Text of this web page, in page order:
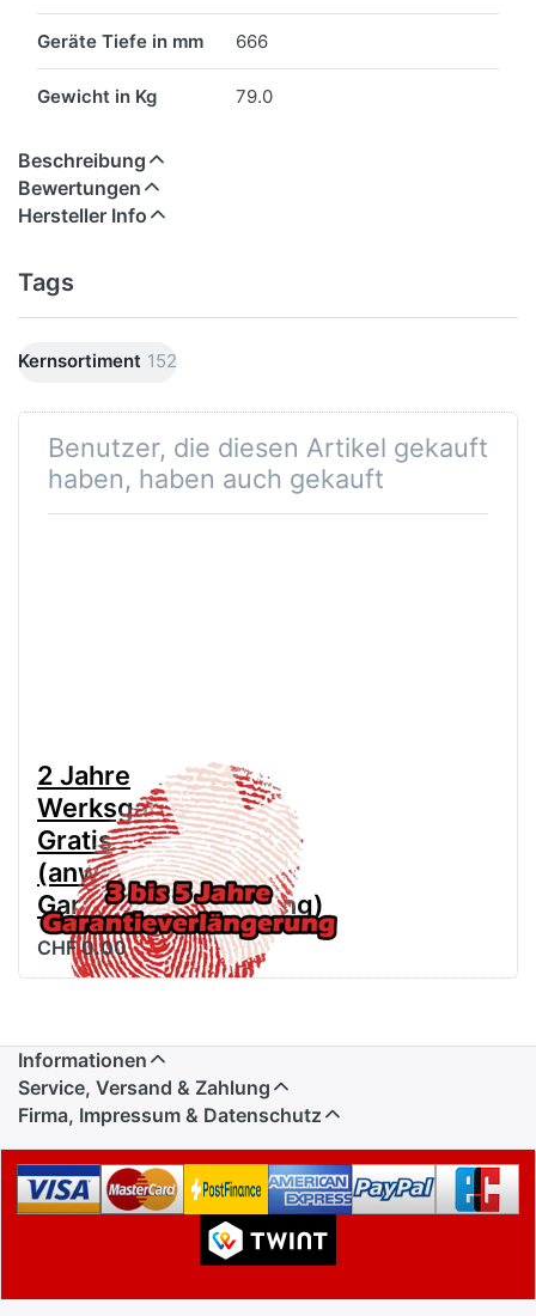
Geräte Tiefe in mm 666
Gewicht in Kg 79.0
Beschreibung
Bewertungen
Hersteller Info
Tags
Kernsortiment 152
Benutzer, die diesen Artikel gekauft
haben, haben auch gekauft
2 Jahre
Werksgarantie
Gratis
(anwählen für
Garantieverlängerung)
CHF 0.00
Informationen
Service, Versand & Zahlung
Firma, Impressum & Datenschutz